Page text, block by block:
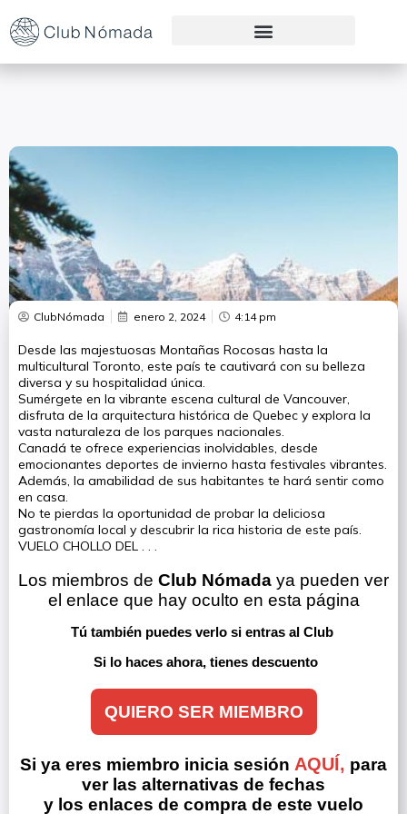
ClubNómada enero 2, 2024 4:14 pm
Desde las majestuosas Montañas Rocosas hasta la
multicultural Toronto, este país te cautivará con su belleza
diversa y su hospitalidad única.
Sumérgete en la vibrante escena cultural de Vancouver,
disfruta de la arquitectura histórica de Quebec y explora la
vasta naturaleza de los parques nacionales.
Canadá te ofrece experiencias inolvidables, desde
emocionantes deportes de invierno hasta festivales vibrantes.
Además, la amabilidad de sus habitantes te hará sentir como
en casa.
No te pierdas la oportunidad de probar la deliciosa
gastronomía local y descubrir la rica historia de este país.
VUELO CHOLLO DEL . . .
Los miembros de Club Nómada ya pueden ver
el enlace que hay oculto en esta página
Tú también puedes verlo si entras al Club
Si lo haces ahora, tienes descuento
QUIERO SER MIEMBRO
Si ya eres miembro inicia sesión AQUÍ, para
ver las alternativas de fechas
y los enlaces de compra de este vuelo